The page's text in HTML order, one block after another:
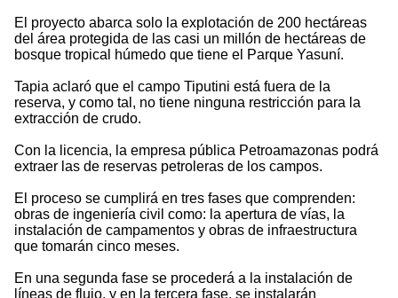
El proyecto abarca solo la explotación de 200 hectáreas
del área protegida de las casi un millón de hectáreas de
bosque tropical húmedo que tiene el Parque Yasuní.
Tapia aclaró que el campo Tiputini está fuera de la
reserva, y como tal, no tiene ninguna restricción para la
extracción de crudo.
Con la licencia, la empresa pública Petroamazonas podrá
extraer las de reservas petroleras de los campos.
El proceso se cumplirá en tres fases que comprenden:
obras de ingeniería civil como: la apertura de vías, la
instalación de campamentos y obras de infraestructura
que tomarán cinco meses.
En una segunda fase se procederá a la instalación de
líneas de flujo, y en la tercera fase, se instalarán